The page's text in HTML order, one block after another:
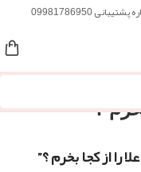
09981786950
؟
از کجا بخرم ؟”